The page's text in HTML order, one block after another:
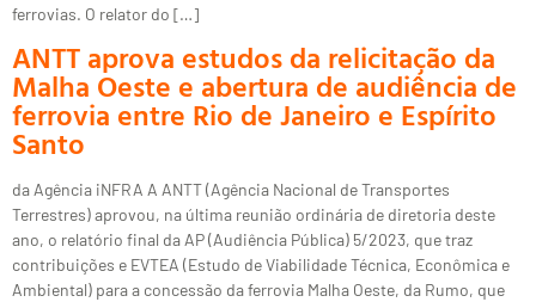
ferrovias. O relator do […]
ANTT aprova estudos da relicitação da
Malha Oeste e abertura de audiência de
ferrovia entre Rio de Janeiro e Espírito
Santo
da Agência iNFRA A ANTT (Agência Nacional de Transportes
Terrestres) aprovou, na última reunião ordinária de diretoria deste
ano, o relatório final da AP (Audiência Pública) 5/2023, que traz
contribuições e EVTEA (Estudo de Viabilidade Técnica, Econômica e
Ambiental) para a concessão da ferrovia Malha Oeste, da Rumo, que